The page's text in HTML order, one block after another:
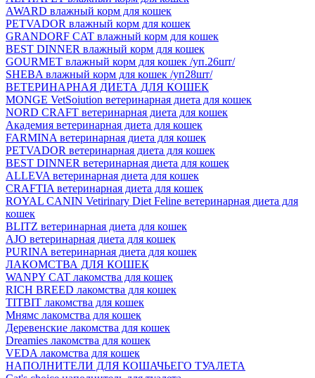
AWARD влажный корм для кошек
PETVADOR влажный корм для кошек
GRANDORF CAT влажный корм для кошек
BEST DINNER влажный корм для кошек
GOURMET влажный корм для кошек /уп.26шт/
SHEBA влажный корм для кошек /уп28шт/
ВЕТЕРИНАРНАЯ ДИЕТА ДЛЯ КОШЕК
MONGE VetSoiution ветеринарная диета для кошек
NORD CRAFT ветеринарная диета для кошек
Академия ветеринарная диета для кошек
FARMINA ветеринарная диета для кошек
PETVADOR ветеринарная диета для кошек
BEST DINNER ветеринарная диета для кошек
ALLEVA ветеринарная диета для кошек
CRAFTIA ветеринарная диета для кошек
ROYAL CANIN Vetirinary Diet Feline ветеринарная диета для
кошек
BLITZ ветеринарная диета для кошек
AJO ветеринарная диета для кошек
PURINA ветеринарная диета для кошек
ЛАКОМСТВА ДЛЯ КОШЕК
WANPY CAT лакомства для кошек
RICH BREED лакомства для кошек
TITBIT лакомства для кошек
Мнямс лакомства для кошек
Деревенские лакомства для кошек
Dreamies лакомства для кошек
VEDA лакомства для кошек
НАПОЛНИТЕЛИ ДЛЯ КОШАЧЬЕГО ТУАЛЕТА